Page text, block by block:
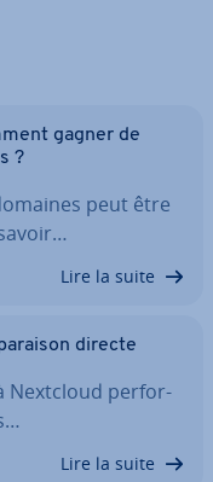
gagner de
?
peut être
Lire la suite
directe
Nextcloud per­for­
Lire la suite